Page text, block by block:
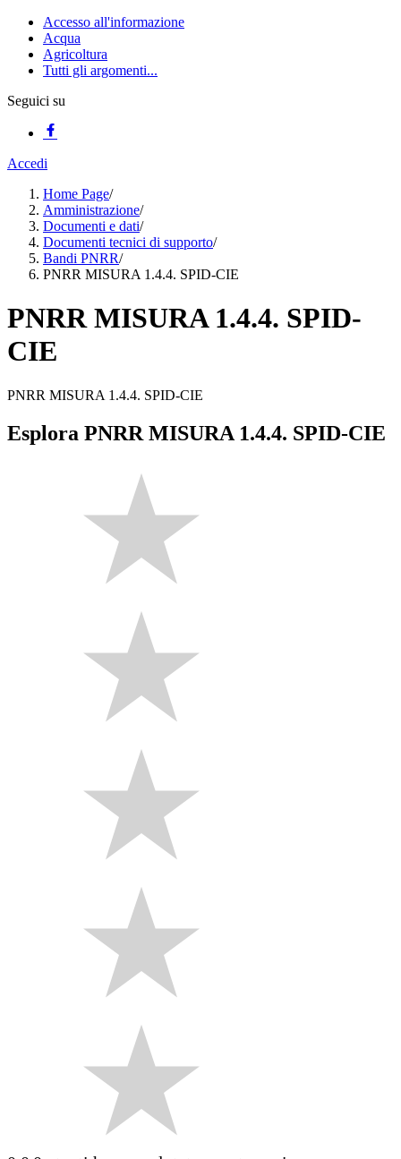
Accesso all'informazione
Acqua
Agricoltura
Tutti gli argomenti...
Seguici su
Accedi
Home Page/
Amministrazione/
Documenti e dati/
Documenti tecnici di supporto/
Bandi PNRR/
PNRR MISURA 1.4.4. SPID-CIE
PNRR MISURA 1.4.4. SPID-
CIE
PNRR MISURA 1.4.4. SPID-CIE
Esplora PNRR MISURA 1.4.4. SPID-CIE